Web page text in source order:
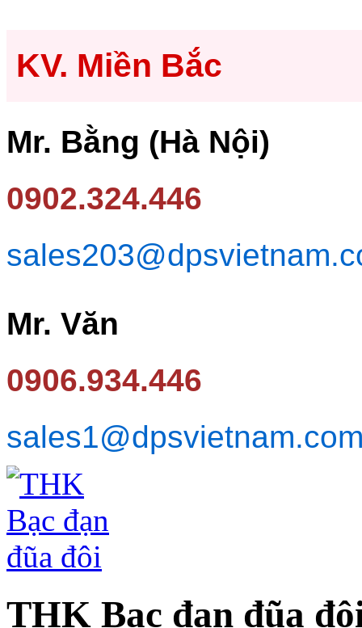
KV. Miền Bắc
Mr. Bằng (Hà Nội)
0902.324.446
Mr. Văn
0906.934.446
THK Bạc đạn đũa